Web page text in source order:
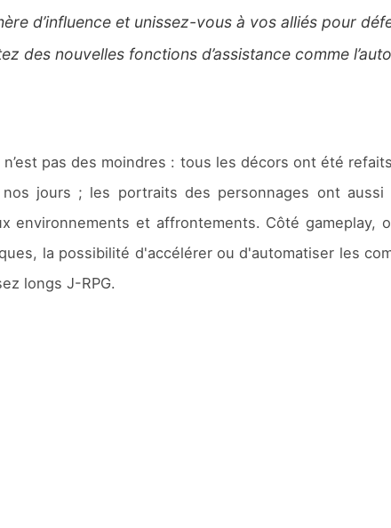
d’influence et unissez-vous à vos alliés pour
des nouvelles fonctions d’assistance comme
n’est pas des moindres : tous les décors ont été
jours ; les portraits des personnages ont
environnements et affrontements. Côté
la possibilité d'accélérer ou d'automatiser les
longs J-RPG.